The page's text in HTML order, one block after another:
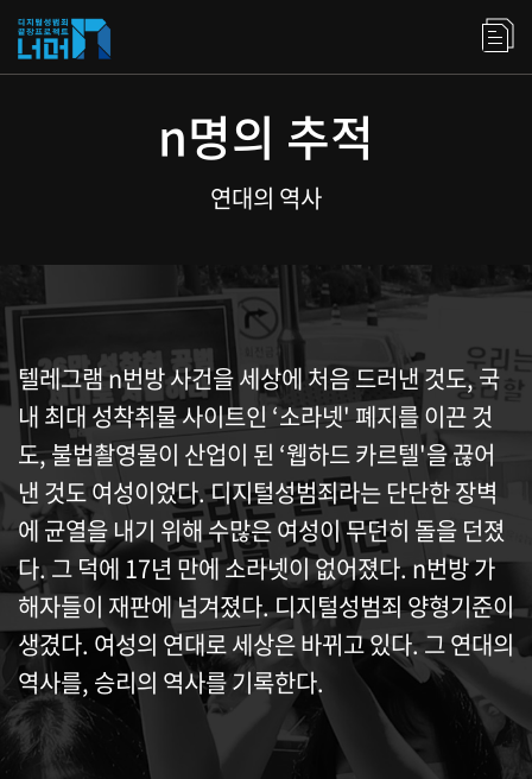
n명의 추적
연대의 역사
텔레그램 n번방 사건을 세상에 처음 드러낸 것도, 국
내 최대 성착취물 사이트인 ‘소라넷' 폐지를 이끈 것
도, 불법촬영물이 산업이 된 ‘웹하드 카르텔'을 끊어
낸 것도 여성이었다. 디지털성범죄라는 단단한 장벽
에 균열을 내기 위해 수많은 여성이 무던히 돌을 던졌
다. 그 덕에 17년 만에 소라넷이 없어졌다. n번방 가
해자들이 재판에 넘겨졌다. 디지털성범죄 양형기준이
생겼다. 여성의 연대로 세상은 바뀌고 있다. 그 연대의
역사를, 승리의 역사를 기록한다.